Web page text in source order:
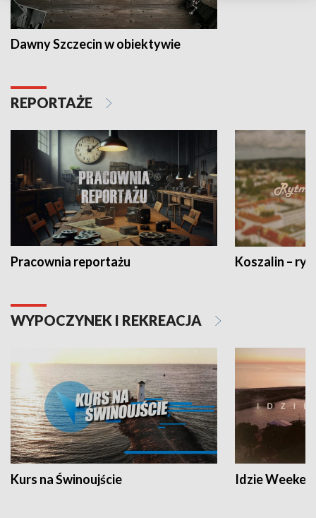
Dawny Szczecin w obiektywie
REPORTAŻE
Pracownia reportażu Koszalin –
WYPOCZYNEK I REKREACJA
Kurs na Świnoujście Idzie